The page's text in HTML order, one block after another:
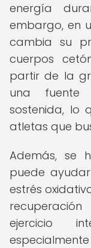
energía
embargo, en
cambia su
cuerpos
partir de la
una fuente
sostenida, lo
atletas que
Además, se
puede
estrés
ejercicio